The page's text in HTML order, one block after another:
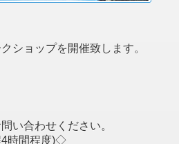
ショップを開催致します。
い合わせください。
時間程度)◇